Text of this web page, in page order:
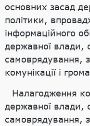
основних засад
політики,
інформаційного
державної влади,
самоврядування,
комунікації і
Налагодження
державної влади,
самоврядування,